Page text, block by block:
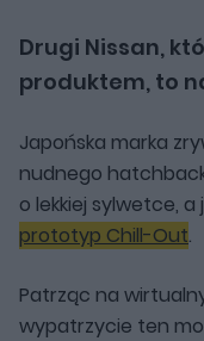
Drugi Nissan,
produktem, to
Japońska marka
nudnego
o lekkiej sylwetce,
prototyp Chill-Out.
Patrząc na
wypatrzycie ten